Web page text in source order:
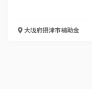
大阪府摂津市補助金